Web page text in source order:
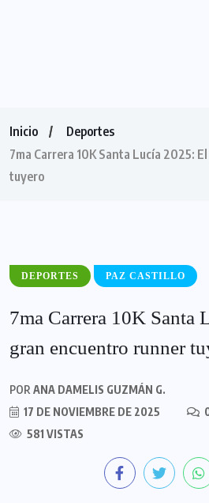
Inicio
Deportes
7ma Carrera 10K Santa Lucía 2025:
tuyero
DEPORTES PAZ CASTILLO
7ma Carrera 10K Santa
gran encuentro runner
POR ANA DAMELIS GUZMÁN G.
17 DE NOVIEMBRE DE 2025
581 VISTAS